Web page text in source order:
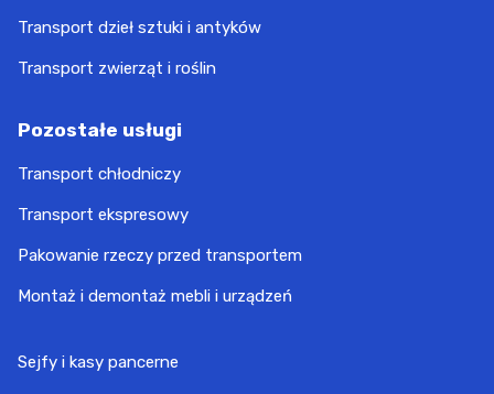
Transport dzieł sztuki i antyków
Transport zwierząt i roślin
Pozostałe usługi
Transport chłodniczy
Transport ekspresowy
Pakowanie rzeczy przed transportem
Montaż i demontaż mebli i urządzeń
Sejfy i kasy pancerne